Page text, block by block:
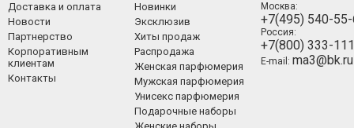
Доставка и оплата
Новости
Партнерство
Корпоративным
клиентам
Контакты
Новинки
Эксклюзив
Хиты продаж
Распродажа
Женская парфюмерия
Мужская парфюмерия
Унисекс парфюмерия
Подарочные наборы
Москва:
+7(495) 540-
Россия:
+7(800) 333-
E-mail: ma3@bk.ru